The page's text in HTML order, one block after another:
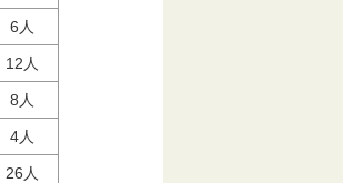
6人
12人
8人
4人
26人